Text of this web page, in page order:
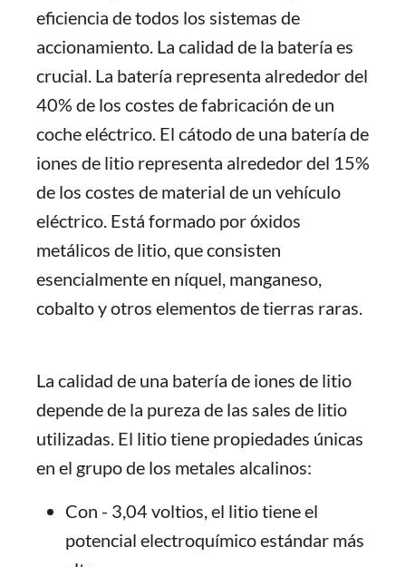
eficiencia de todos los sistemas de
accionamiento. La calidad de la batería es
crucial. La batería representa alrededor del
40% de los costes de fabricación de un
coche eléctrico. El cátodo de una batería de
iones de litio representa alrededor del 15%
de los costes de material de un vehículo
eléctrico. Está formado por óxidos
metálicos de litio, que consisten
esencialmente en níquel, manganeso,
cobalto y otros elementos de tierras raras.
La calidad de una batería de iones de litio
depende de la pureza de las sales de litio
utilizadas. El litio tiene propiedades únicas
en el grupo de los metales alcalinos:
Con - 3,04 voltios, el litio tiene el
potencial electroquímico estándar más